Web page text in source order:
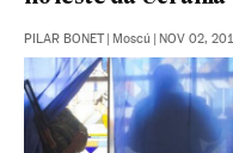
PILAR BONET | Moscú | NOV 02,